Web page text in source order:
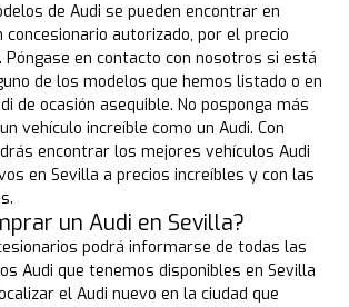
de Audi se pueden encontrar en
concesionario autorizado, por el precio
Póngase en contacto con nosotros si está
de los modelos que hemos listado o en
de ocasión asequible. No posponga más
vehículo increíble como un Audi. Con
encontrar los mejores vehículos Audi
en Sevilla a precios increíbles y con las
un Audi en Sevilla?
podrá informarse de todas las
Audi que tenemos disponibles en Sevilla
el Audi nuevo en la ciudad que